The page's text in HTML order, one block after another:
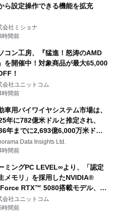
ら設定操作できる機能を拡充
会社ミショナ
時間前
コン工房、『猛進！怒涛のAMD
を開催中！対象商品が最大65,000
！
会社ユニットコム
時間前
車用バイワイヤシステム市場は、
年に782億米ドルと推定され、
年までに2,693億6,000万米ドル
すると予測されており、予測期間
年～2036年）
Data Insights Ltd.
時間前
ミングPC LEVEL∞より、「認定
メモリ」を採用したNVIDIA®
RTX™ 5080搭載モデル、
GeForce RTX™ 5070 Ti搭
デルを販売開始
会社ユニットコム
時間前